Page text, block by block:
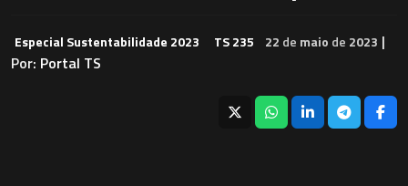
Especial Sustentabilidade 2023 TS 235 22 de maio de 2023 |
Por: Portal TS